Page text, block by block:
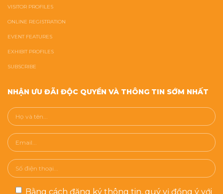
VISITOR PROFILES
ONLINE REGISTRATION
EVENT FEATURES
EXHIBIT PROFILES
SUBSCRIBE
NHẬN ƯU ĐÃI ĐỘC QUYỀN VÀ THÔNG TIN SỚM NHẤT
Bằng cách đăng ký thông tin, quý vị đồng ý với